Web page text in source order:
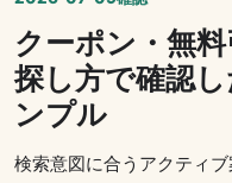
クーポン・無
探し方で確認
ンプル
検索意図に合うアクティ